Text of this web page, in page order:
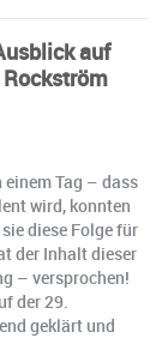
auf
Tag – dass
wird, konnten
diese Folge für
der Inhalt dieser
– versprochen!
der 29.
geklärt und